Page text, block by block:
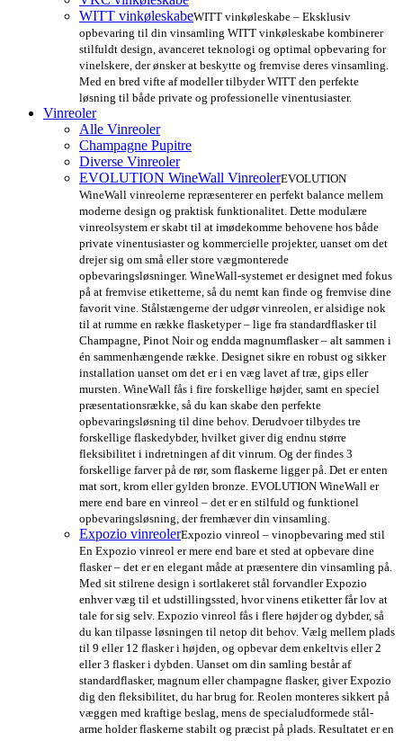
WITT vinkøleskabeWITT vinkøleskabe – Eksklusiv
opbevaring til din vinsamling WITT vinkøleskabe kombinerer
stilfuldt design, avanceret teknologi og optimal opbevaring for
vinelskere, der ønsker at beskytte og fremvise deres vinsamling.
Med en bred vifte af modeller tilbyder WITT den perfekte
løsning til både private og professionelle vinentusiaster.
Vinreoler
Alle Vinreoler
Champagne Pupitre
Diverse Vinreoler
EVOLUTION WineWall VinreolerEVOLUTION
WineWall vinreolerne repræsenterer en perfekt balance mellem
moderne design og praktisk funktionalitet. Dette modulære
vinreolsystem er skabt til at imødekomme behovene hos både
private vinentusiaster og kommercielle projekter, uanset om det
drejer sig om små eller store vægmonterede
opbevaringsløsninger. WineWall-systemet er designet med fokus
på at fremvise etiketterne, så du nemt kan finde og fremvise dine
favorit vine. Stålstængerne der udgør vinreolen, er alsidige nok
til at rumme en række flasketyper – lige fra standardflasker til
Champagne, Pinot Noir og endda magnumflasker – alt sammen i
én sammenhængende række. Designet sikre en robust og sikker
installation uanset om det er i en væg lavet af træ, gips eller
mursten. WineWall fås i fire forskellige højder, samt en speciel
præsentationsrække, så du kan skabe den perfekte
opbevaringsløsning til dine behov. Derudvoer tilbydes tre
forskellige flaskedybder, hvilket giver dig endnu større
fleksibilitet i indretningen af dit vinrum. Og der findes 3
forskellige farver på de rør, som flaskerne ligger på. Det er enten
mat sort, krom eller gylden bronze. EVOLUTION WineWall er
mere end bare en vinreol – det er en stilfuld og funktionel
opbevaringsløsning, der fremhæver din vinsamling.
Expozio vinreolerExpozio vinreol – vinopbevaring med stil
En Expozio vinreol er mere end bare et sted at opbevare dine
flasker – det er en elegant måde at præsentere din vinsamling på.
Med sit stilrene design i sortlakeret stål forvandler Expozio
enhver væg til et udstillingssted, hvor vinens etiketter får lov at
tale for sig selv. Expozio vinreol fås i flere højder og dybder, så
du kan tilpasse løsningen til netop dit behov. Vælg mellem plads
til 9 eller 12 flasker i højden, og opbevar dem enkeltvis eller 2
eller 3 flasker i dybden. Uanset om din samling består af
standardflasker, magnum eller champagne flasker, giver Expozio
dig den fleksibilitet, du har brug for. Reolen monteres sikkert på
væggen med kraftige beslag, mens de specialudformede stål-
arme holder flaskerne stabilt og præcist på plads. Resultatet er en